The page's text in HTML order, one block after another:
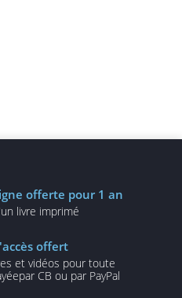
offerte pour 1 an
livre imprimé
offert
et vidéos pour toute
par CB ou par PayPal